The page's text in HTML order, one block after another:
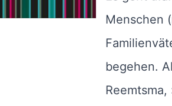
Menschen
begehen.